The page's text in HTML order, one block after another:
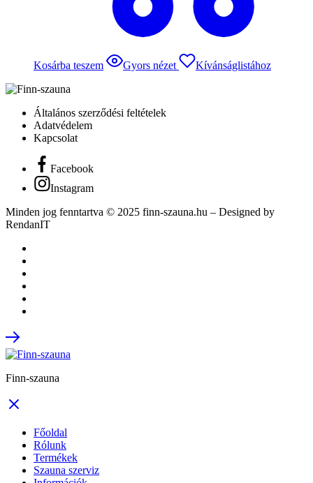
Kosárba teszem Gyors nézet Kívánságlistához
Általános szerződési feltételek
Adatvédelem
Kapcsolat
Facebook
Instagram
Minden jog fenntartva © 2025 finn-szauna.hu – Designed by
RendanIT
Finn-szauna
Főoldal
Rólunk
Termékek
Szauna szerviz